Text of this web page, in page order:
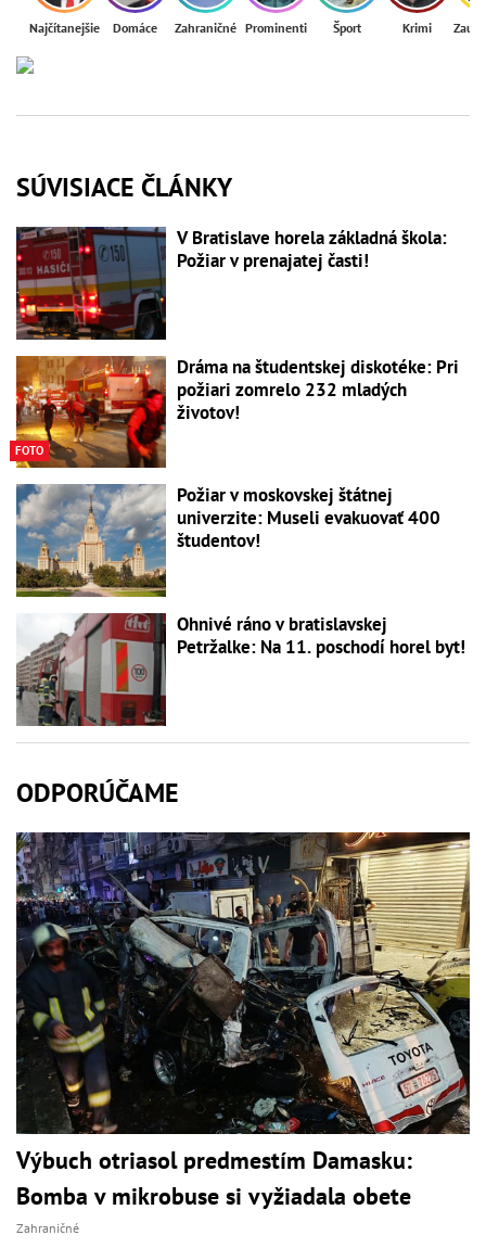
Najčítanejšie Domáce Zahraničné Prominenti Šport Krimi
SÚVISIACE ČLÁNKY
V Bratislave horela základná škola:
Požiar v prenajatej časti!
FOTO
Dráma na študentskej diskotéke: Pri
požiari zomrelo 232 mladých
životov!
Požiar v moskovskej štátnej
univerzite: Museli evakuovať 400
študentov!
Ohnivé ráno v bratislavskej
Petržalke: Na 11. poschodí horel byt!
ODPORÚČAME
Výbuch otriasol predmestím Damasku:
Bomba v mikrobuse si vyžiadala obete
Zahraničné